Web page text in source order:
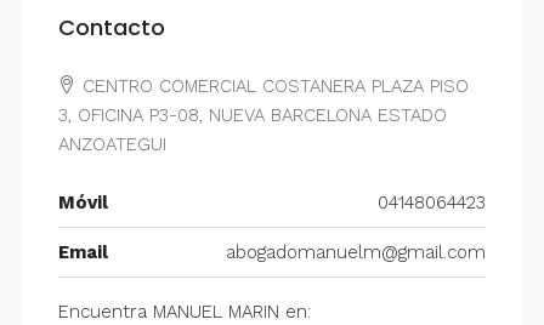
Contacto
CENTRO COMERCIAL COSTANERA PLAZA PISO
3, OFICINA P3-08, NUEVA BARCELONA ESTADO
ANZOATEGUI
Móvil 04148064423
Email abogadomanuelm@gmail.com
Encuentra MANUEL MARIN en: